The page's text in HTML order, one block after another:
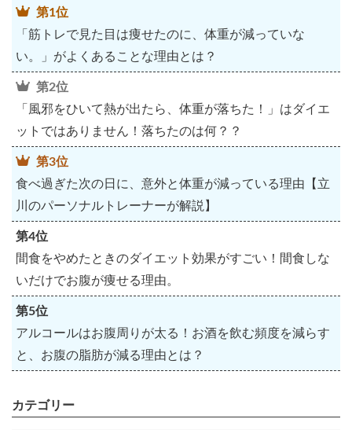
第1位
「筋トレで見た目は痩せたのに、体重が減っていな
い。」がよくあることな理由とは？
第2位
「風邪をひいて熱が出たら、体重が落ちた！」はダイエ
ットではありません！落ちたのは何？？
第3位
食べ過ぎた次の日に、意外と体重が減っている理由【立
川のパーソナルトレーナーが解説】
第4位
間食をやめたときのダイエット効果がすごい！間食しな
いだけでお腹が痩せる理由。
第5位
アルコールはお腹周りが太る！お酒を飲む頻度を減らす
と、お腹の脂肪が減る理由とは？
カテゴリー